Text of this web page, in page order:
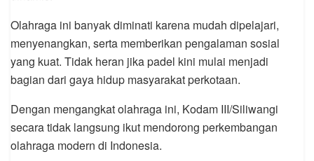
Olahraga ini banyak diminati karena mudah dipelajari,
menyenangkan, serta memberikan pengalaman sosial
yang kuat. Tidak heran jika padel kini mulai menjadi
bagian dari gaya hidup masyarakat perkotaan.
Dengan mengangkat olahraga ini, Kodam III/Siliwangi
secara tidak langsung ikut mendorong perkembangan
olahraga modern di Indonesia.